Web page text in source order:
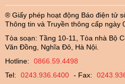
® Giấy phép hoạt động Báo điện tử
Thông tin và Truyền thông cấp ngày
Tòa soạn: Tầng 10-11, Tòa nhà Bộ
Văn Đồng, Nghĩa Đô, Hà Nội.
Hotline:
0866.59.4498
Tel:
0243.936.6400 - Fax: